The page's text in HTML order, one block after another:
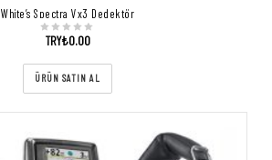
White’s Spectra Vx3 Dedektör
TRY₺0.00
ÜRÜN SATIN AL